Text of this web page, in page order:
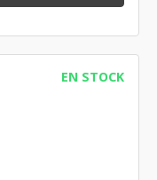
EN STOCK